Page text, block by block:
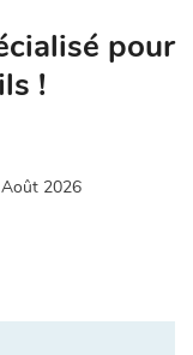
pour
!
2026